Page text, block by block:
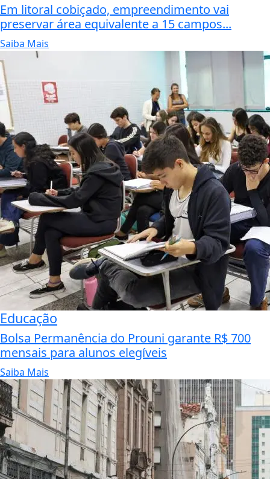
Em litoral cobiçado, empreendimento vai
preservar área equivalente a 15 campos...
Saiba Mais
Educação
Bolsa Permanência do Prouni garante R$ 700
mensais para alunos elegíveis
Saiba Mais